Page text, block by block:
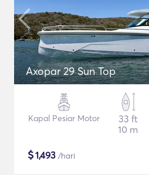
Axopar 29 Sun Top
Kapal Pesiar Motor
33 ft
10 m
$1,493 /hari